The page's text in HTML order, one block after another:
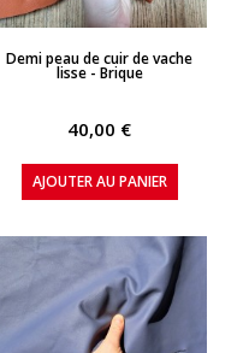
APERÇU RAPIDE
Demi peau de cuir de vache
lisse - Brique
40,00 €
AJOUTER AU PANIER